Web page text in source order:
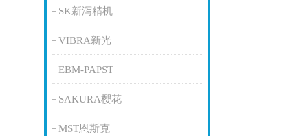
SK新泻精机
VIBRA新光
EBM-PAPST
SAKURA樱花
MST恩斯克